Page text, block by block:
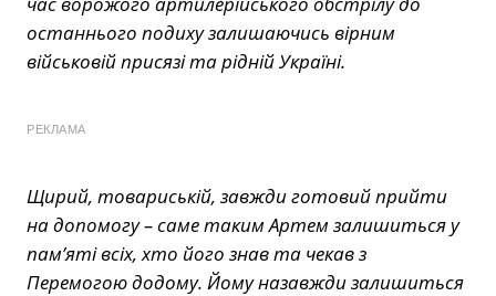
останнього подиху залишаючись вірним
військовій присязі та рідній Україні.
РЕКЛАМА
Щирий, товариській, завжди готовий прийти
на допомогу – саме таким Артем залишиться у
пам’яті всіх, хто його знав та чекав з
Перемогою додому. Йому назавжди залишиться